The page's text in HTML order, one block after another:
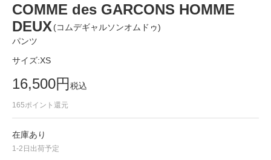
COMME des GARCONS HOMME
DEUX (コムデギャルソンオムドゥ)
パンツ
サイズ:XS
16,500円税込
165ポイント還元
在庫あり
1-2日出荷予定